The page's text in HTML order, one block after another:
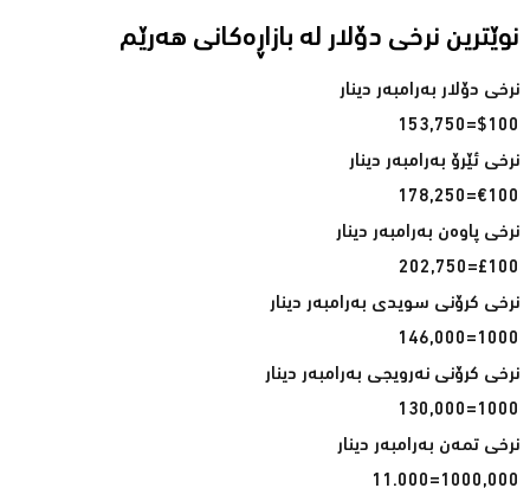
نوێترین نرخی دۆلار له‌ بازاڕه‌كانی هه‌رێم
$100=153,750
€100=178,250
£100=202,750
1000=146,000
1000=130,000
1000,000=11.000